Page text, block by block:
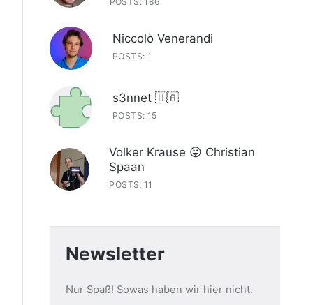
Niccolò Venerandi
POSTS: 1
s3nnet 🇺🇦
POSTS: 15
Volker Krause 😛 Christian
Spaan
POSTS: 11
Newsletter
Nur Spaß! Sowas haben wir hier nicht.